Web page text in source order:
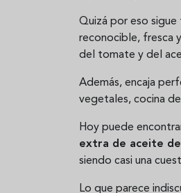
Quizá por eso sigue
reconocible, fresca
del tomate y del
Además, encaja
vegetales, cocina
Hoy puede
extra de aceite
siendo casi una
Lo que parece